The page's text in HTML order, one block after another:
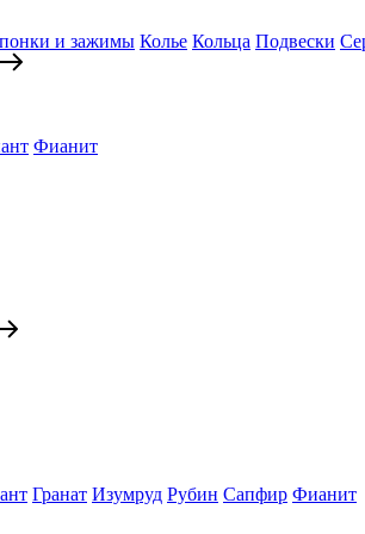
и зажимы Колье Кольца Подвески
Фианит
Гранат Изумруд Рубин Сапфир Фианит